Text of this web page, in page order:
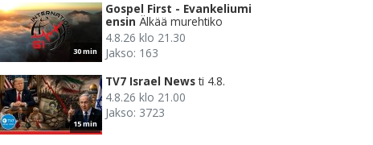
30 min
Gospel First - Evankeliumi
ensin Älkää murehtiko
4.8.26 klo 21.30
Jakso: 163
15 min
TV7 Israel News ti 4.8.
4.8.26 klo 21.00
Jakso: 3723